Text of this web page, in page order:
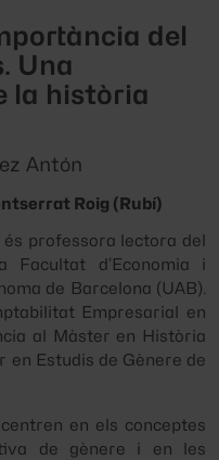
del
Una
la història
Antón
Roig (Rubí)
és professora lectora del
Facultat d’Economia i
de Barcelona (UAB).
Empresarial en
al Màster en Història
en Estudis de Gènere de
en els conceptes
de gènere i en les